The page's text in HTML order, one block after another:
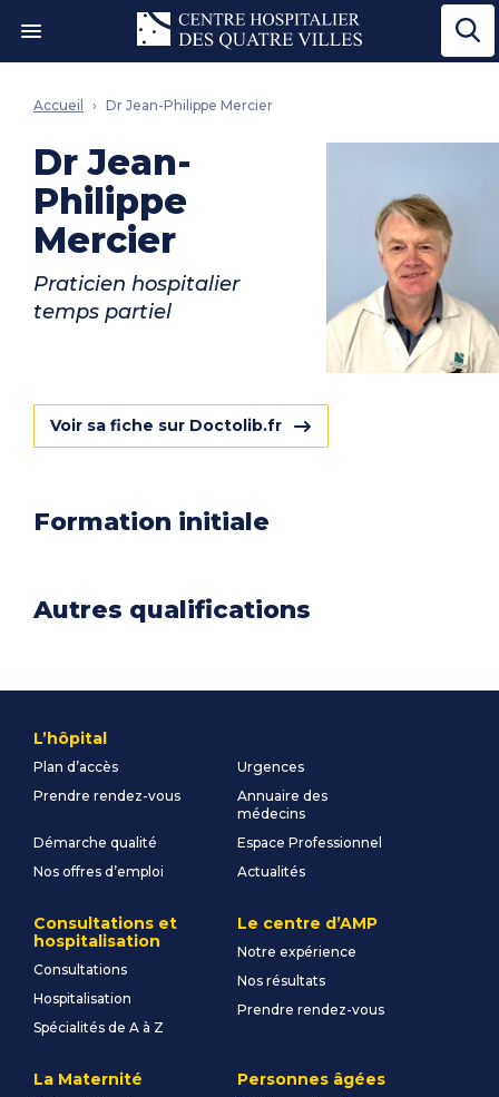
Ouvrir le menu"
Accueil Dr Jean-Philippe Mercier
Dr Jean-
Philippe
Mercier
Praticien hospitalier
temps partiel
Voir sa fiche sur Doctolib.fr
Formation initiale
Autres qualifications
L’hôpital
Plan d’accès
Urgences
Prendre rendez-vous
Annuaire des
médecins
Démarche qualité
Espace Professionnel
Nos offres d’emploi
Actualités
Consultations et
hospitalisation
Consultations
Hospitalisation
Spécialités de A à Z
Le centre d’AMP
Notre expérience
Nos résultats
Prendre rendez-vous
La Maternité Personnes âgées